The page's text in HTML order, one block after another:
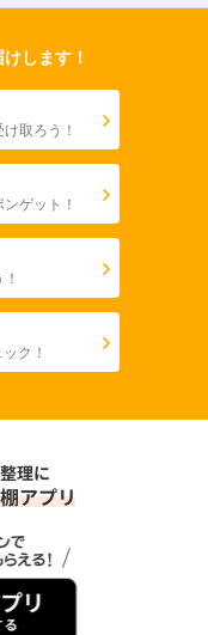
します！
取ろう！
ゲット！
ク！